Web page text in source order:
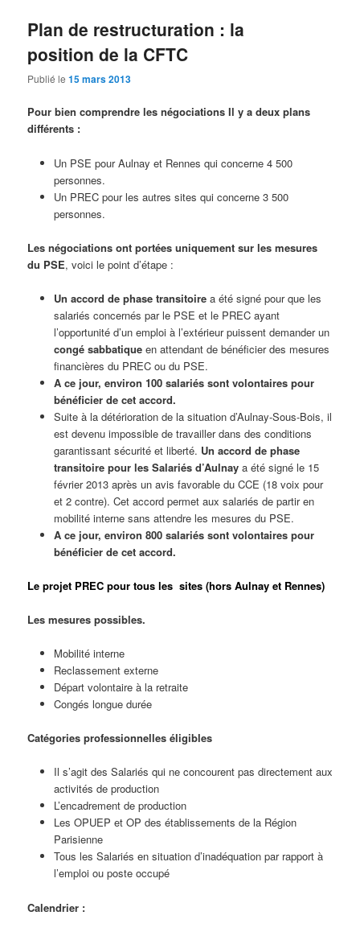
Plan de restructuration : la
position de la CFTC
Publié le15 mars 2013
Pour bien comprendre les négociations Il y a deux plans
différents :
Un PSE pour Aulnay et Rennes qui concerne 4 500
personnes.
Un PREC pour les autres sites qui concerne 3 500
personnes.
Les négociations ont portées uniquement sur les mesures
du PSE, voici le point d’étape :
Un accord de phase transitoirea été signé pour que les
salariés concernés par le PSE et le PREC ayant
l’opportunité d’un emploi à l’extérieur puissent demander un
congé sabbatiqueen attendant de bénéficier des mesures
financières du PREC ou du PSE.
A ce jour, environ 100 salariés sont volontaires pour
bénéficier de cet accord.
Suite à la détérioration de la situation d’Aulnay-Sous-Bois, il
est devenu impossible de travailler dans des conditions
garantissant sécurité et liberté. Un accord de phase
transitoire pour les Salariés d’Aulnaya été signé le 15
février 2013 après un avis favorable du CCE (18 voix pour
et 2 contre). Cet accord permet aux salariés de partir en
mobilité interne sans attendre les mesures du PSE.
A ce jour, environ 800 salariés sont volontaires pour
bénéficier de cet accord.
Le projet PREC pour tous les sites (hors Aulnay et Rennes)
Les mesures possibles.
Mobilité interne
Reclassement externe
Départ volontaire à la retraite
Congés longue durée
Catégories professionnelles éligibles
Il s’agit des Salariés qui ne concourent pas directement aux
activités de production
L’encadrement de production
Les OPUEP et OP des établissements de la Région
Parisienne
Tous les Salariés en situation d’inadéquation par rapport à
l’emploi ou poste occupé
Calendrier :